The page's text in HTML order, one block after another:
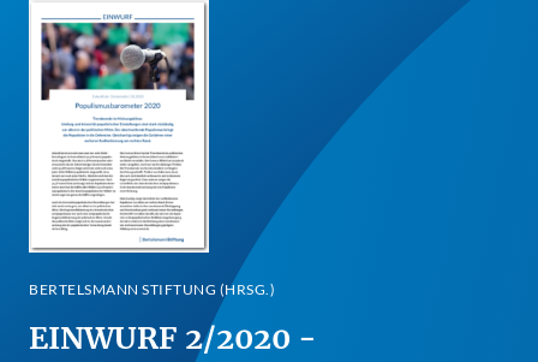
BERTELSMANN STIFTUNG (HRSG.)
EINWURF 2/2020 -